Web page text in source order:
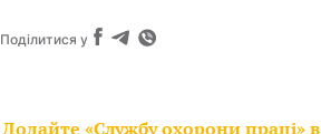
Поділитися у
Додайте «Службу охорони праці» в